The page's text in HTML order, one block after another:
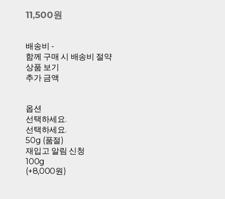
11,500원
배송비 -
함께 구매 시 배송비 절약
상품 보기
추가 금액
옵션
선택하세요.
선택하세요.
50g (품절)
재입고 알림 신청
100g
(+8,000원)